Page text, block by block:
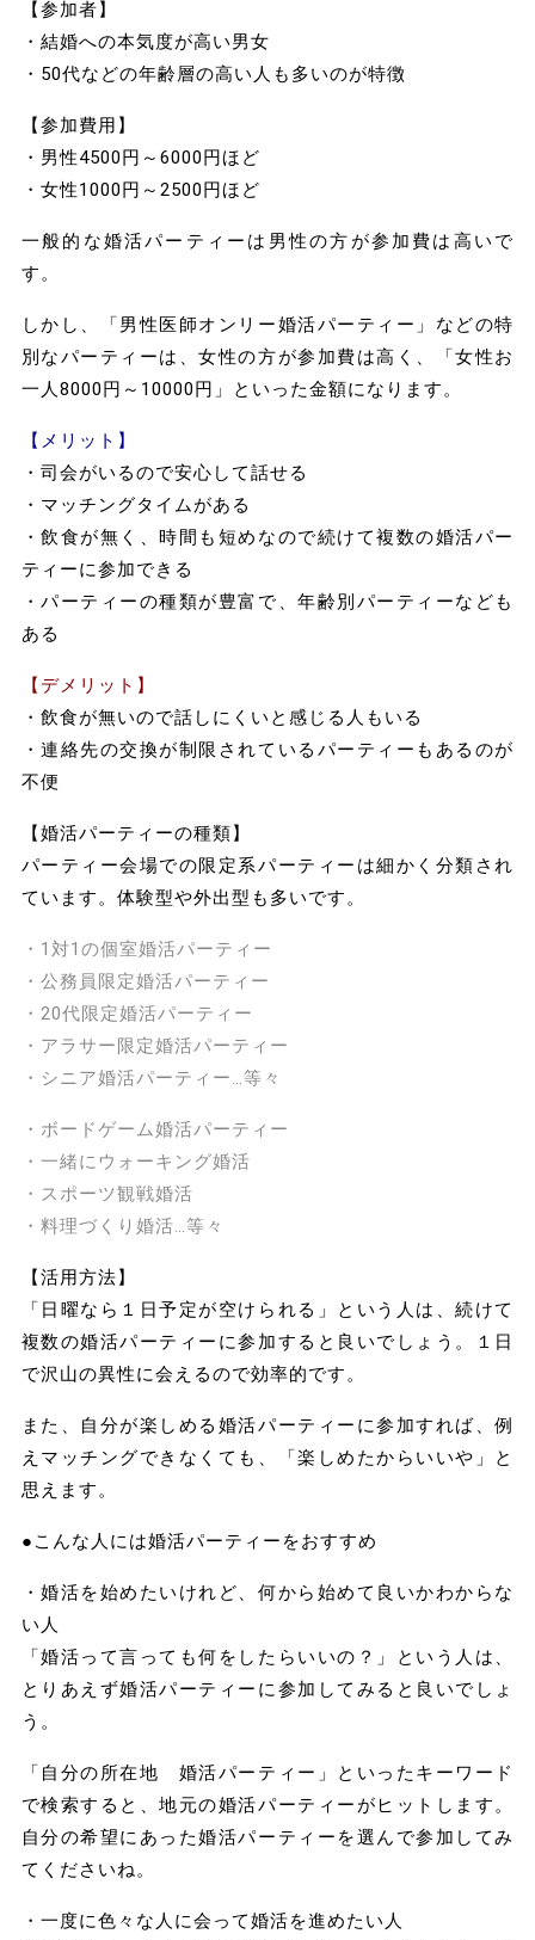
【参加者】
・結婚への本気度が高い男女
・50代などの年齢層の高い人も多いのが特徴
【参加費用】
・男性4500円～6000円ほど
・女性1000円～2500円ほど
一般的な婚活パーティーは男性の方が参加費は高いで
す。
しかし、「男性医師オンリー婚活パーティー」などの特
別なパーティーは、女性の方が参加費は高く、「女性お
一人8000円～10000円」といった金額になります。
【メリット】
・司会がいるので安心して話せる
・マッチングタイムがある
・飲食が無く、時間も短めなので続けて複数の婚活パー
ティーに参加できる
・パーティーの種類が豊富で、年齢別パーティーなども
ある
【デメリット】
・飲食が無いので話しにくいと感じる人もいる
・連絡先の交換が制限されているパーティーもあるのが
不便
【婚活パーティーの種類】
パーティー会場での限定系パーティーは細かく分類され
ています。体験型や外出型も多いです。
・1対1の個室婚活パーティー
・公務員限定婚活パーティー
・20代限定婚活パーティー
・アラサー限定婚活パーティー
・シニア婚活パーティー…等々
・ボードゲーム婚活パーティー
・一緒にウォーキング婚活
・スポーツ観戦婚活
・料理づくり婚活…等々
【活用方法】
「日曜なら１日予定が空けられる」という人は、続けて
複数の婚活パーティーに参加すると良いでしょう。１日
で沢山の異性に会えるので効率的です。
また、自分が楽しめる婚活パーティーに参加すれば、例
えマッチングできなくても、「楽しめたからいいや」と
思えます。
●こんな人には婚活パーティーをおすすめ
・婚活を始めたいけれど、何から始めて良いかわからな
い人
「婚活って言っても何をしたらいいの？」という人は、
とりあえず婚活パーティーに参加してみると良いでしょ
う。
「自分の所在地 婚活パーティー」といったキーワード
で検索すると、地元の婚活パーティーがヒットします。
自分の希望にあった婚活パーティーを選んで参加してみ
てくださいね。
・一度に色々な人に会って婚活を進めたい人